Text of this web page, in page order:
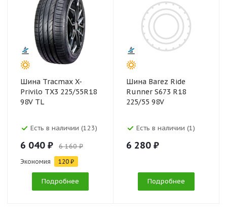
Шина Tracmax X-
Privilo TX3 225/55R18
98V TL
Есть в наличии (123)
6 040 ₽ 6 160 ₽
Экономия 120 ₽
Подробнее
Шина Barez Ride
Runner S673 R18
225/55 98V
Есть в наличии (1)
6 280 ₽
Подробнее